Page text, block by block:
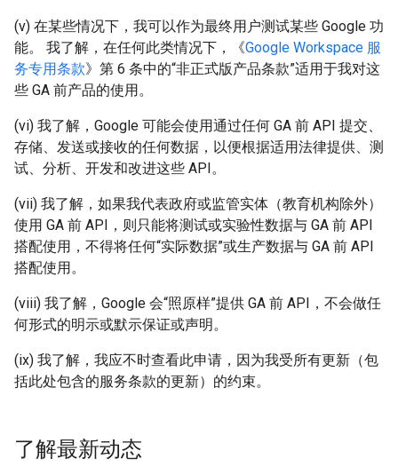
(v) 在某些情况下，我可以作为最终用户测试某些 Google 功
能。 我了解，在任何此类情况下，《Google Workspace 服
务专用条款》第 6 条中的“非正式版产品条款”适用于我对这
些 GA 前产品的使用。
(vi) 我了解，Google 可能会使用通过任何 GA 前 API 提交、
存储、发送或接收的任何数据，以便根据适用法律提供、测
试、分析、开发和改进这些 API。
(vii) 我了解，如果我代表政府或监管实体（教育机构除外）
使用 GA 前 API，则只能将测试或实验性数据与 GA 前 API
搭配使用，不得将任何“实际数据”或生产数据与 GA 前 API
搭配使用。
(viii) 我了解，Google 会“照原样”提供 GA 前 API，不会做任
何形式的明示或默示保证或声明。
(ix) 我了解，我应不时查看此申请，因为我受所有更新（包
括此处包含的服务条款的更新）的约束。
了解最新动态